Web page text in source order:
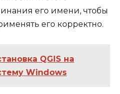
его имени, чтобы
его корректно.
QGIS на
Windows